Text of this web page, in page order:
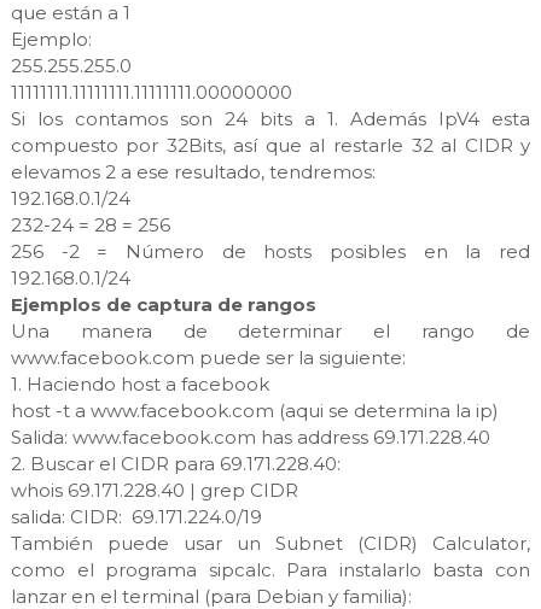
que están a 1
Ejemplo:
255.255.255.0
11111111.11111111.11111111.00000000
Si los contamos son 24 bits a 1. Además IpV4 esta
compuesto por 32Bits, así que al restarle 32 al CIDR y
elevamos 2 a ese resultado, tendremos:
192.168.0.1/24
232-24 = 28 = 256
256 -2 = Número de hosts posibles en la red
192.168.0.1/24
Ejemplos de captura de rangos
Una manera de determinar el rango de
www.facebook.com puede ser la siguiente:
1. Haciendo host a facebook
host -t a www.facebook.com (aqui se determina la ip)
Salida: www.facebook.com has address 69.171.228.40
2. Buscar el CIDR para 69.171.228.40:
whois 69.171.228.40 | grep CIDR
salida: CIDR: 69.171.224.0/19
También puede usar un Subnet (CIDR) Calculator,
como el programa sipcalc. Para instalarlo basta con
lanzar en el terminal (para Debian y familia):